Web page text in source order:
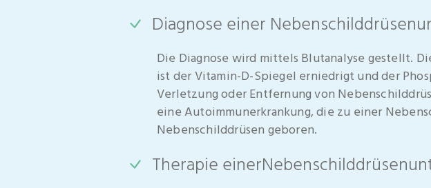
Diagnose einer
Die Diagnose wird mittels Blutanalyse gestellt.
ist der Vitamin-D-Spiegel erniedrigt und der
Verletzung oder Entfernung von
eine Autoimmunerkrankung, die zu einer
Nebenschilddrüsen geboren.
Therapie einer